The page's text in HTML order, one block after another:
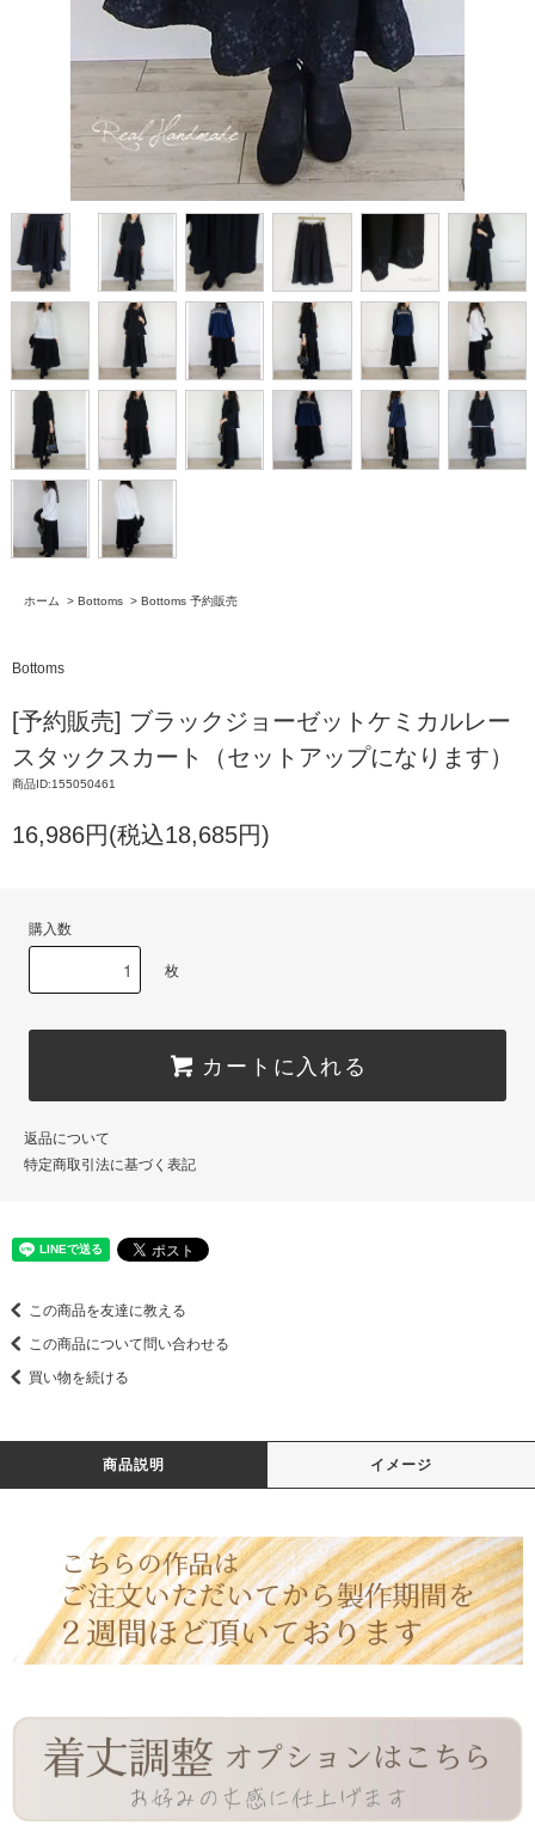
ホーム > Bottoms > Bottoms 予約販売
Bottoms
[予約販売] ブラックジョーゼットケミカルレー
スタックスカート（セットアップになります）
商品ID:155050461
16,986円(税込18,685円)
購入数
枚
カートに入れる
返品について
特定商取引法に基づく表記
この商品を友達に教える
この商品について問い合わせる
買い物を続ける
商品説明 イメージ